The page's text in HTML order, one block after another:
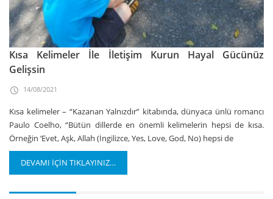
Kısa Kelimeler İle İletişim Kurun Hayal Gücünüz
Gelişsin
14/08/2021
Kısa kelimeler – “Kazanan Yalnızdır” kitabında, dünyaca ünlü romancı
Paulo Coelho, “Bütün dillerde en önemli kelimelerin hepsi de kısa.
Örneğin ‘Evet, Aşk, Allah (İngilizce, Yes, Love, God, No) hepsi de
DEVAMI İÇİN TIKLAYINIZ…